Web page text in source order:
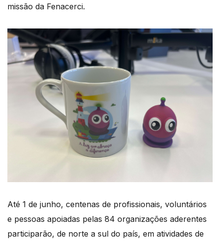
missão da Fenacerci.
Até 1 de junho, centenas de profissionais, voluntários
e pessoas apoiadas pelas 84 organizações aderentes
participarão, de norte a sul do país, em atividades de